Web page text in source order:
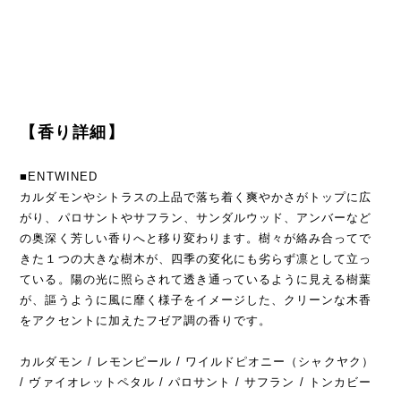
【香り詳細】
■ENTWINED
カルダモンやシトラスの上品で落ち着く爽やかさがトップに広
がり、パロサントやサフラン、サンダルウッド、アンバーなど
の奥深く芳しい香りへと移り変わります。樹々が絡み合ってで
きた１つの大きな樹木が、四季の変化にも劣らず凛として立っ
ている。陽の光に照らされて透き通っているように見える樹葉
が、謳うように風に靡く様子をイメージした、クリーンな木香
をアクセントに加えたフゼア調の香りです。
カルダモン / レモンピール / ワイルドピオニー（シャクヤク）
/ ヴァイオレットペタル / パロサント / サフラン / トンカビー